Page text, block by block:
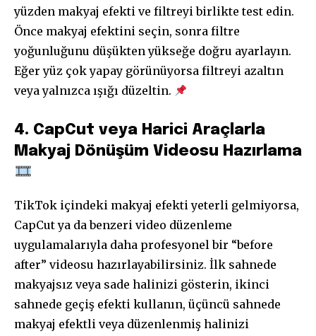
yüzden makyaj efekti ve filtreyi birlikte test edin.
Önce makyaj efektini seçin, sonra filtre
yoğunluğunu düşükten yükseğe doğru ayarlayın.
Eğer yüz çok yapay görünüyorsa filtreyi azaltın
veya yalnızca ışığı düzeltin.
4. CapCut veya Harici Araçlarla
Makyaj Dönüşüm Videosu Hazırlama
TikTok içindeki makyaj efekti yeterli gelmiyorsa,
CapCut ya da benzeri video düzenleme
uygulamalarıyla daha profesyonel bir “before
after” videosu hazırlayabilirsiniz. İlk sahnede
makyajsız veya sade halinizi gösterin, ikinci
sahnede geçiş efekti kullanın, üçüncü sahnede
makyaj efektli veya düzenlenmiş halinizi